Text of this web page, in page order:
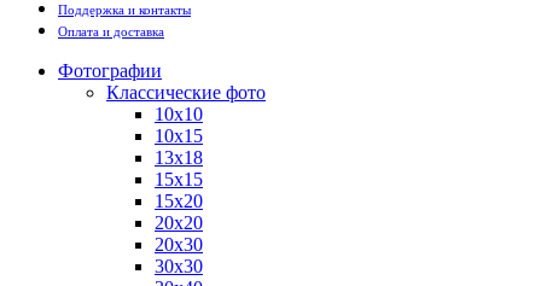
Поддержка и контакты
Оплата и доставка
Фотографии
Классические фото
10х10
10х15
13х18
15х15
15х20
20х20
20х30
30х30